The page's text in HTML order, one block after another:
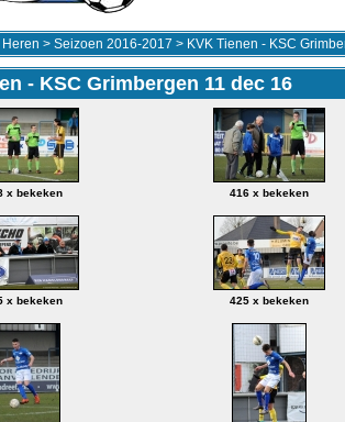
Heren > Seizoen 2016-2017 > KVK Tienen - KSC
- KSC Grimbergen 11 dec 16
x bekeken 416 x bekeken
x bekeken 425 x bekeken